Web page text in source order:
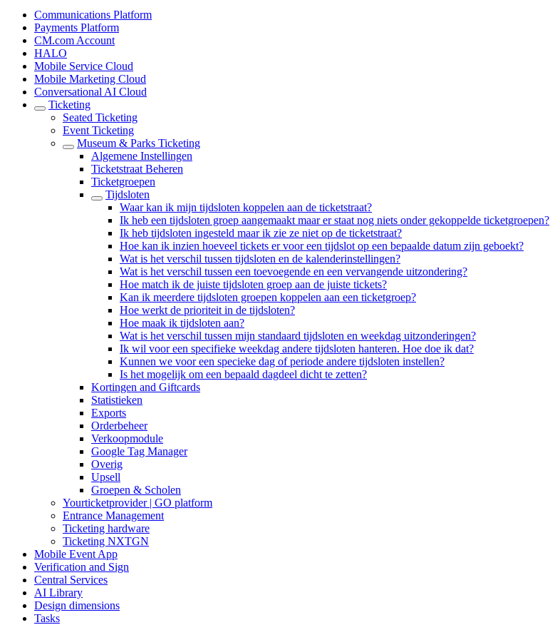
Communications Platform
Payments Platform
CM.com Account
HALO
Mobile Service Cloud
Mobile Marketing Cloud
Conversational AI Cloud
Ticketing
Seated Ticketing
Event Ticketing
Museum & Parks Ticketing
Algemene Instellingen
Ticketstraat Beheren
Ticketgroepen
Tijdsloten
Waar kan ik mijn tijdsloten koppelen aan de ticketstraat?
Ik heb een tijdsloten groep aangemaakt maar er staat nog niets onder gekoppelde ticketgroepen?
Ik heb tijdsloten ingesteld maar ik zie ze niet op de ticketstraat?
Hoe kan ik inzien hoeveel tickets er voor een tijdslot op een bepaalde datum zijn geboekt?
Wat is het verschil tussen tijdsloten en de kalenderinstellingen?
Wat is het verschil tussen een toevoegende en een vervangende uitzondering?
Hoe match ik de juiste tijdsloten groep aan de juiste tickets?
Kan ik meerdere tijdsloten groepen koppelen aan een ticketgroep?
Hoe werkt de prioriteit in de tijdsloten?
Hoe maak ik tijdsloten aan?
Wat is het verschil tussen mijn standaard tijdsloten en weekdag uitzonderingen?
Ik wil voor een specifieke weekdag andere tijdsloten hanteren. Hoe doe ik dat?
Kunnen we voor een specieke dag of periode andere tijdsloten instellen?
Is het mogelijk om een bepaald dagdeel dicht te zetten?
Kortingen and Giftcards
Statistieken
Exports
Orderbeheer
Verkoopmodule
Google Tag Manager
Overig
Upsell
Groepen & Scholen
Yourticketprovider | GO platform
Entrance Management
Ticketing hardware
Ticketing NXTGN
Mobile Event App
Verification and Sign
Central Services
AI Library
Design dimensions
Tasks